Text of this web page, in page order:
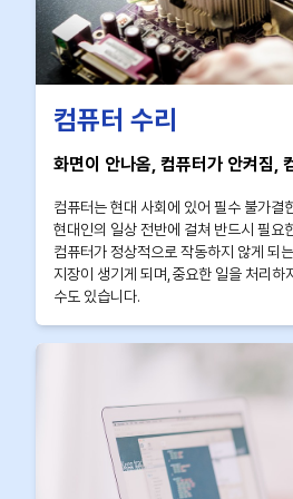
컴퓨터 수리
화면이 안나옴, 컴퓨터가 안켜짐,
컴퓨터는 현대 사회에 있어 필수 불가결
현대인의 일상 전반에 걸쳐 반드시 필요
컴퓨터가 정상적으로 작동하지 않게 되
지장이 생기게 되며,중요한 일을 처리하
수도 있습니다.